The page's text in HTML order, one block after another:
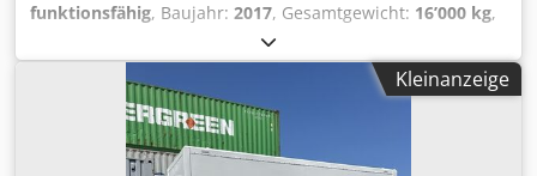
funktionsfähig, Baujahr: 2017, Gesamtgewicht: 16’000 kg,
13’140 kg
Laderaumbreite:2’480 mm, Laderaumlänge:7’300 mm,
Laderaumhöhe:2’520 mm
, DEUTSCHER HÄNDLER bietet
an: Krone BDF Wechselkoffer Baujahr 11 / 2017 16000 kg
GG 2860 kg leer Kranbar doppelte Aufnahmen Türen
hinten Teleskopstützbeine Innen: 7300x2480x2520 mm
Kleinanzeige